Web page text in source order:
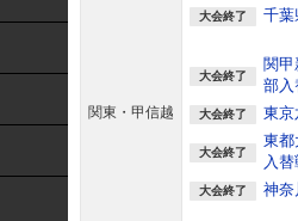
関東・甲信越
大会終了 千葉
大会終了
関
部入
大会終了 東京
大会終了
東都
入替
大会終了 神奈